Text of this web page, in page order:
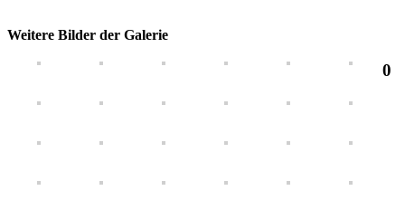
Weitere Bilder der Galerie
0